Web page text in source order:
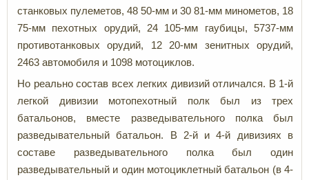
станковых пулеметов, 48 50-мм и 30 81-мм минометов, 18
75-мм пехотных орудий, 24 105-мм гаубицы, 5737-мм
противотанковых орудий, 12 20-мм зенитных орудий,
2463 автомобиля и 1098 мотоциклов.
Но реально состав всех легких дивизий отличался. В 1-й
легкой дивизии мотопехотный полк был из трех
батальонов, вместе разведывательного полка был
разведывательный батальон. В 2-й и 4-й дивизиях в
составе разведывательного полка был один
разведывательный и один мотоциклетный батальон (в 4-